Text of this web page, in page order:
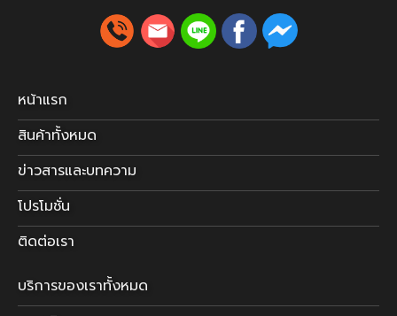
หน้าแรก
สินค้าทั้งหมด
ข่าวสารและบทความ
โปรโมชั่น
ติดต่อเรา
บริการของเราทั้งหมด